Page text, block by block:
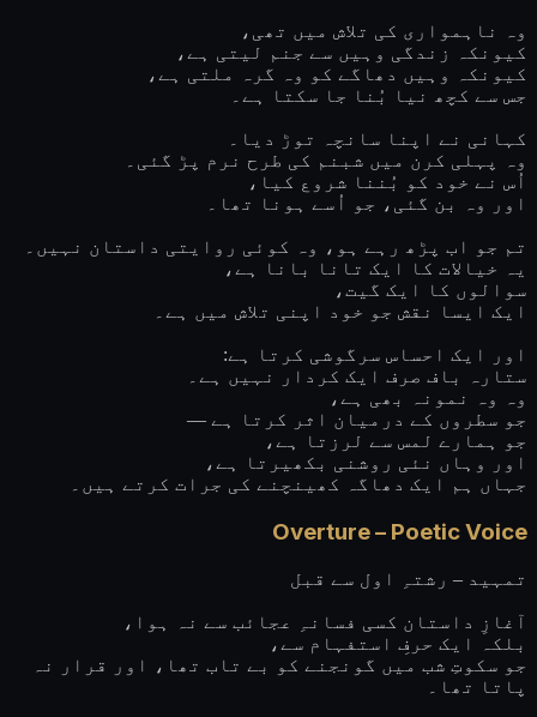
وہ ناہمواری کی تلاش میں تھی،
کیونکہ زندگی وہیں سے جنم لیتی ہے،
کیونکہ وہیں دھاگے کو وہ گرہ ملتی ہے،
جس سے کچھ نیا بُنا جا سکتا ہے۔
کہانی نے اپنا سانچہ توڑ دیا۔
وہ پہلی کرن میں شبنم کی طرح نرم پڑ گئی۔
اُس نے خود کو بُننا شروع کیا،
اور وہ بن گئی، جو اُسے ہونا تھا۔
تم جو اب پڑھ رہے ہو، وہ کوئی روایتی داستان نہیں۔
یہ خیالات کا ایک تانا بانا ہے،
سوالوں کا ایک گیت،
ایک ایسا نقش جو خود اپنی تلاش میں ہے۔
اور ایک احساس سرگوشی کرتا ہے:
ستارہ باف صرف ایک کردار نہیں ہے۔
وہ وہ نمونہ بھی ہے،
جو سطروں کے درمیان اثر کرتا ہے —
جو ہمارے لمس سے لرزتا ہے،
اور وہاں نئی روشنی بکھیرتا ہے،
جہاں ہم ایک دھاگہ کھینچنے کی جرات کرتے ہیں۔
Overture – Poetic Voice
تمہید – رشتہِ اول سے قبل
آغازِ داستان کسی فسانہِ عجائب سے نہ ہوا،
بلکہ ایک حرفِ استفہام سے،
جو سکوتِ شب میں گونجنے کو بے تاب تھا، اور قرار نہ
پاتا تھا۔